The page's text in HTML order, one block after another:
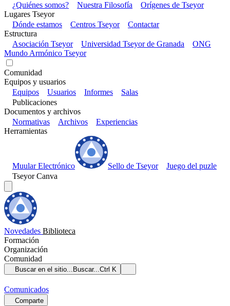
¿Quiénes somos?
Nuestra Filosofía
Orígenes de Tseyor
Lugares Tseyor
Dónde estamos
Centros Tseyor
Contactar
Estructura
Asociación Tseyor
Universidad Tseyor de Granada
ONG
Mundo Armónico Tseyor
Comunidad
Equipos y usuarios
Equipos
Usuarios Informes
Salas
Publicaciones
Documentos y archivos
Normativas
Archivos
Experiencias
Herramientas
Muular Electrónico Sello de Tseyor
Juego del puzle
Tseyor Canva
Novedades Biblioteca
Formación
Organización
Comunidad
Buscar en el sitio... Buscar...Ctrl K
Comunicados
Comparte